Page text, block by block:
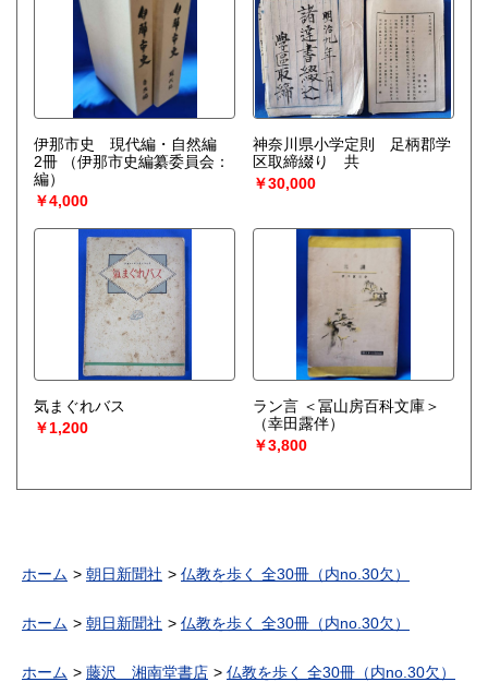
伊那市史 現代編・自然編
2冊
（伊那市史編纂委員会：
編）
￥4,000
神奈川県小学定則 足柄郡学
区取締綴り 共
￥30,000
気まぐれバス
￥1,200
ラン言 ＜冨山房百科文庫＞
（幸田露伴）
￥3,800
ホーム 朝日新聞社 仏教を歩く 全30冊（内no.30欠）
ホーム 朝日新聞社 仏教を歩く 全30冊（内no.30欠）
ホーム 藤沢 湘南堂書店 仏教を歩く 全30冊（内no.30欠）